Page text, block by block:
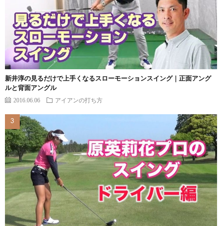
新井淳の見るだけで上手くなるスローモーションスイング｜正面アング
ルと背面アングル
2016.06.06 アイアンの打ち方